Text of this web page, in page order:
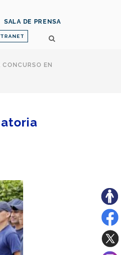
SALA DE PRENSA
EN